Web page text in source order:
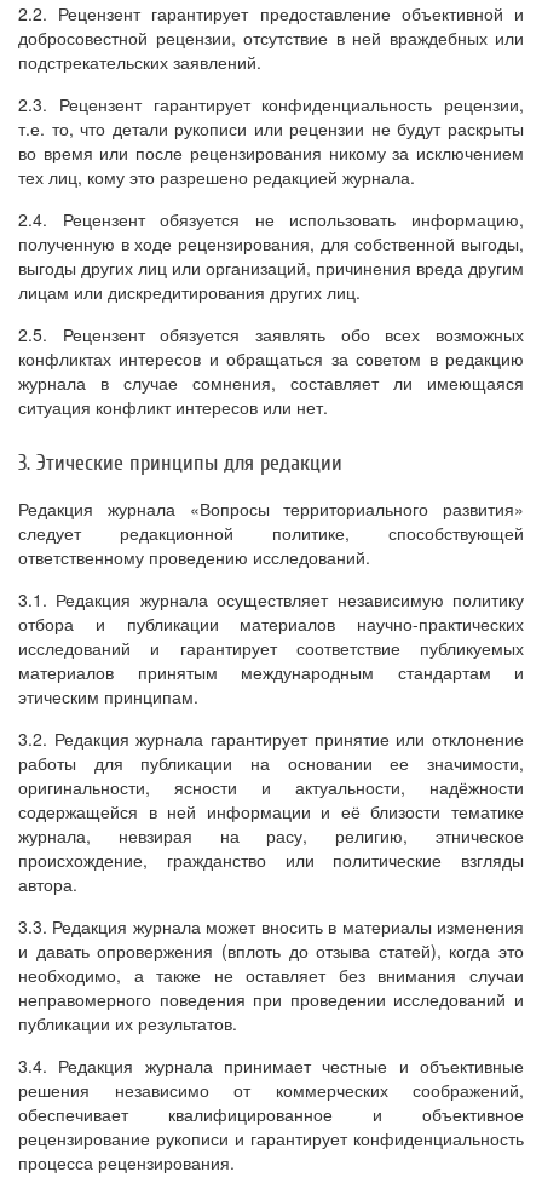
2.2. Рецензент гарантирует предоставление объективной и
добросовестной рецензии, отсутствие в ней враждебных или
подстрекательских заявлений.
2.3. Рецензент гарантирует конфиденциальность рецензии,
т.е. то, что детали рукописи или рецензии не будут раскрыты
во время или после рецензирования никому за исключением
тех лиц, кому это разрешено редакцией журнала.
2.4. Рецензент обязуется не использовать информацию,
полученную в ходе рецензирования, для собственной выгоды,
выгоды других лиц или организаций, причинения вреда другим
лицам или дискредитирования других лиц.
2.5. Рецензент обязуется заявлять обо всех возможных
конфликтах интересов и обращаться за советом в редакцию
журнала в случае сомнения, составляет ли имеющаяся
ситуация конфликт интересов или нет.
3. Этические принципы для редакции
Редакция журнала «Вопросы территориального развития»
следует редакционной политике, способствующей
ответственному проведению исследований.
3.1. Редакция журнала осуществляет независимую политику
отбора и публикации материалов научно-практических
исследований и гарантирует соответствие публикуемых
материалов принятым международным стандартам и
этическим принципам.
3.2. Редакция журнала гарантирует принятие или отклонение
работы для публикации на основании ее значимости,
оригинальности, ясности и актуальности, надёжности
содержащейся в ней информации и её близости тематике
журнала, невзирая на расу, религию, этническое
происхождение, гражданство или политические взгляды
автора.
3.3. Редакция журнала может вносить в материалы изменения
и давать опровержения (вплоть до отзыва статей), когда это
необходимо, а также не оставляет без внимания случаи
неправомерного поведения при проведении исследований и
публикации их результатов.
3.4. Редакция журнала принимает честные и объективные
решения независимо от коммерческих соображений,
обеспечивает квалифицированное и объективное
рецензирование рукописи и гарантирует конфиденциальность
процесса рецензирования.